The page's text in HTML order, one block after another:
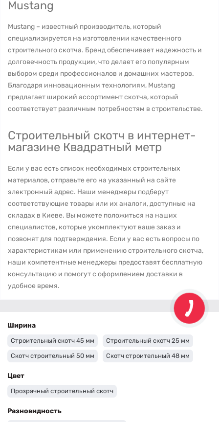
Mustang
Mustang – известный производитель, который
специализируется на изготовлении качественного
строительного скотча. Бренд обеспечивает надежность и
долговечность продукции, что делает его популярным
выбором среди профессионалов и домашних мастеров.
Благодаря инновационным технологиям, Mustang
предлагает широкий ассортимент скотча, который
соответствует различным потребностям в строительстве.
Строительный скотч в интернет-
магазине Квадратный метр
Если у вас есть список необходимых строительных
материалов, отправьте его на указанный на сайте
электронный адрес. Наши менеджеры подберут
соответствующие товары или их аналоги, доступные на
складах в Киеве. Вы можете положиться на наших
специалистов, которые укомплектуют ваше заказ и
позвонят для подтверждения. Если у вас есть вопросы по
характеристикам или применению строительного скотча,
наши компетентные менеджеры предоставят бесплатную
консультацию и помогут с оформлением доставки в
удобное время.
Ширина
Строительный скотч 45 мм Строительный скотч 25 мм
Скотч строительный 50 мм Скотч строительный 48 мм
Цвет
Прозрачный строительный скотч
Разновидность